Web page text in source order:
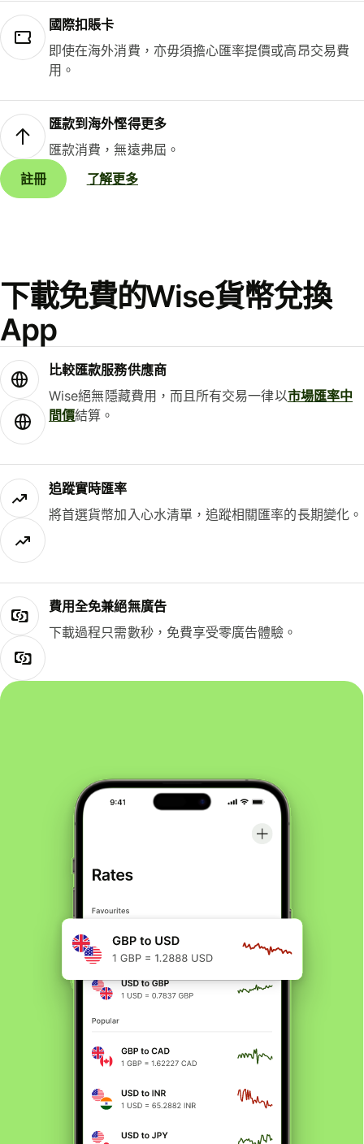
國際扣賬卡
即使在海外消費，亦毋須擔心匯率提價或高昂交易費
用。
匯款到海外慳得更多
匯款消費，無遠弗屆。
註冊
了解更多
下載免費的Wise貨幣兌換
App
比較匯款服務供應商
Wise絕無隱藏費用，而且所有交易一律以市場匯率中
間價結算。
追蹤實時匯率
將首選貨幣加入心水清單，追蹤相關匯率的長期變化。
費用全免兼絕無廣告
下載過程只需數秒，免費享受零廣告體驗。